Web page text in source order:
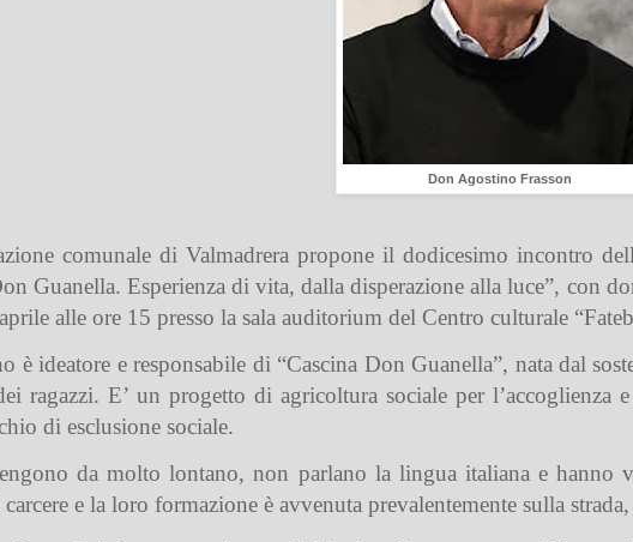
Don Agostino Frasson
comunale di Valmadrera propone il dodicesimo incontro
Guanella. Esperienza di vita, dalla disperazione alla luce”, con
alle ore 15 presso la sala auditorium del Centro culturale
è ideatore e responsabile di “Cascina Don Guanella”, nata dal
ragazzi. E’ un progetto di agricoltura sociale per l’accoglienza
di esclusione sociale.
da molto lontano, non parlano la lingua italiana e hanno
e la loro formazione è avvenuta prevalentemente sulla